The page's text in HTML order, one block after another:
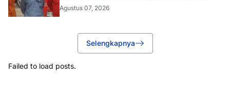
Agustus 07, 2026
Selengkapnya
Failed to load posts.